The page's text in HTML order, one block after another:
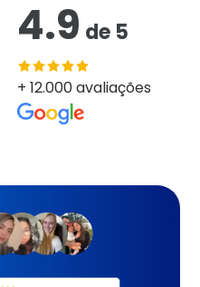
4.9 de 5
+ 12.000 avaliações